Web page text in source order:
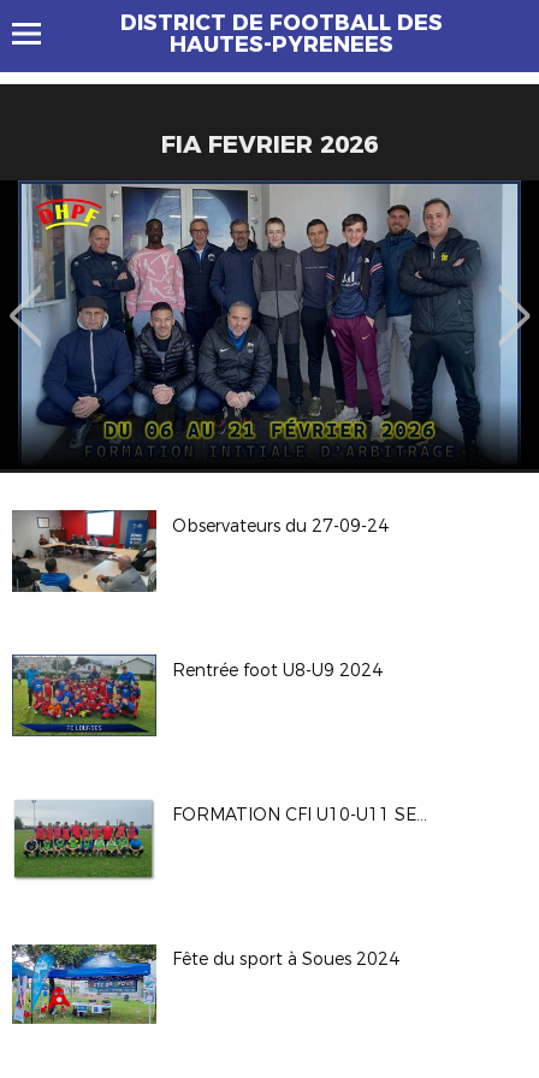
DISTRICT DE FOOTBALL DES
HAUTES-PYRENEES
FIA FEVRIER 2026
Observateurs du 27-09-24
Rentrée foot U8-U9 2024
FORMATION CFI U10-U11 SEPT 2024
Fête du sport à Soues 2024